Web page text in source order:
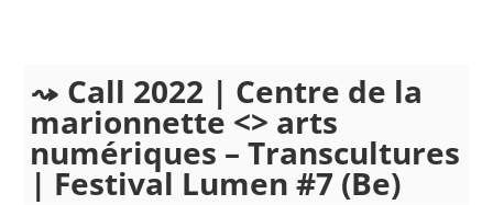
Call 2022 | Centre de la
marionnette <> arts
numériques – Transcultures
| Festival Lumen #7 (Be)